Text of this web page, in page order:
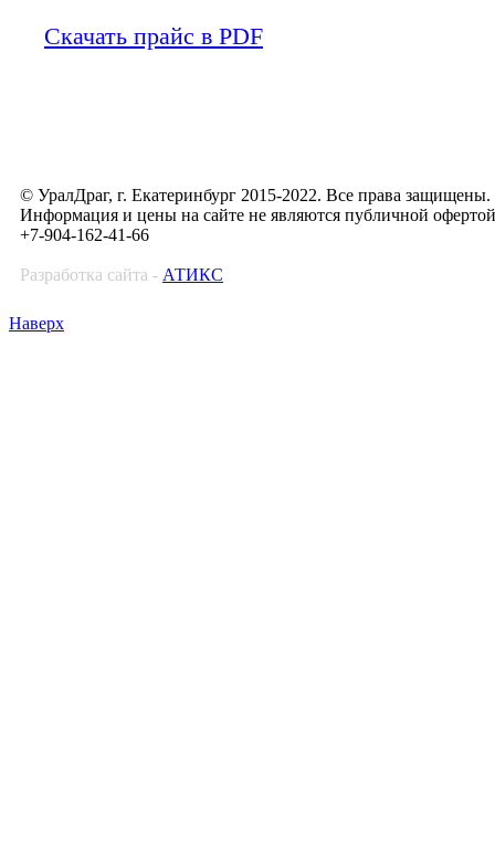
Скачать прайс в PDF
© УралДраг, г. Екатеринбург 2015-2022. Все права защищены.
Информация и цены на сайте не являются публичной офертой
+7-904-162-41-66
Разработка сайта - АТИКС
Наверх